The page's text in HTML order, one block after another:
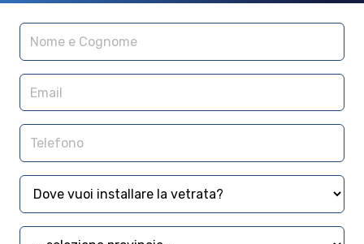
Nome e cognome
Email
Telefono
Dove vuoi installare la vetrata?
Provincia